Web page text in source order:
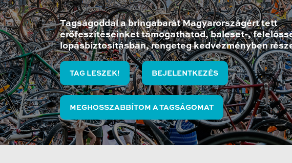
Tagságoddal a bringabarát Magyarországért tett
erőfeszítéseinket támogathatod, baleset-,
lopásbiztosításban, rengeteg kedvezményben
TAG LESZEK! BEJELENTKEZÉS
MEGHOSSZABBÍTOM A TAGSÁGOMAT